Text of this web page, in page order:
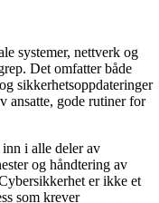
systemer, nettverk og
Det omfatter både
sikkerhetsoppdateringer
ansatte, gode rutiner for
i alle deler av
og håndtering av
er ikke et
som krever